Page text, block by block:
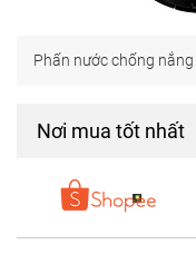
Phấn nước chống nắng
Nơi mua tốt nhất